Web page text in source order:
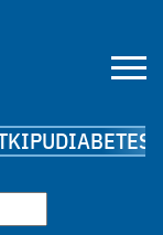
KIPUDIABETES